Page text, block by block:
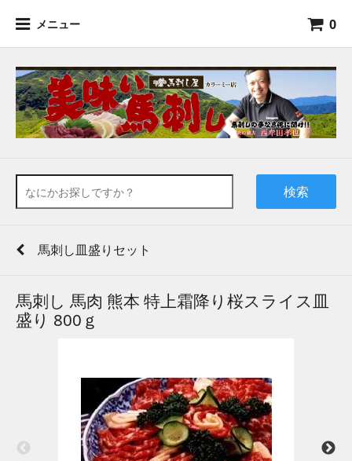
メニュー 0
検索
馬刺し皿盛りセット
馬刺し 馬肉 熊本 特上霜降り桜スライス皿
盛り 800ｇ